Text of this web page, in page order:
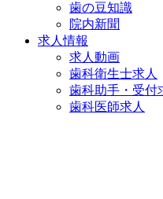
歯の豆知識
院内新聞
求人情報
求人動画
歯科衛生士求人
歯科助手・受付
歯科医師求人